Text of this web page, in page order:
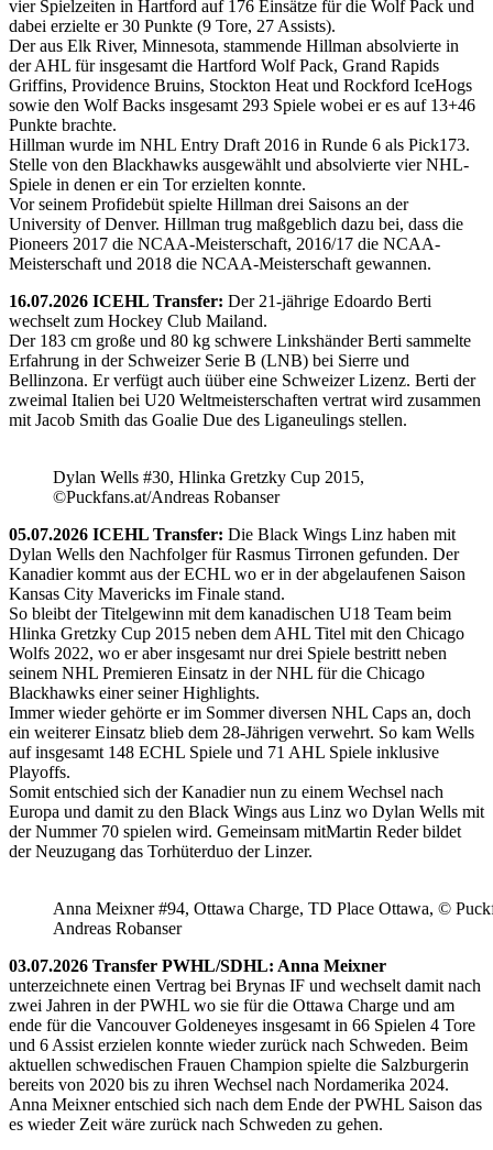
vier Spielzeiten in Hartford auf 176 Einsätze für die Wolf Pack und
dabei erzielte er 30 Punkte (9 Tore, 27 Assists).
Der aus Elk River, Minnesota, stammende Hillman absolvierte in
der AHL für insgesamt die Hartford Wolf Pack, Grand Rapids
Griffins, Providence Bruins, Stockton Heat und Rockford IceHogs
sowie den Wolf Backs insgesamt 293 Spiele wobei er es auf 13+46
Punkte brachte.
Hillman wurde im NHL Entry Draft 2016 in Runde 6 als Pick173.
Stelle von den Blackhawks ausgewählt und absolvierte vier NHL-
Spiele in denen er ein Tor erzielten konnte.
Vor seinem Profidebüt spielte Hillman drei Saisons an der
University of Denver. Hillman trug maßgeblich dazu bei, dass die
Pioneers 2017 die NCAA-Meisterschaft, 2016/17 die NCAA-
Meisterschaft und 2018 die NCAA-Meisterschaft gewannen.
16.07.2026 ICEHL Transfer: Der 21-jährige Edoardo Berti
wechselt zum Hockey Club Mailand.
Der 183 cm große und 80 kg schwere Linkshänder Berti sammelte
Erfahrung in der Schweizer Serie B (LNB) bei Sierre und
Bellinzona. Er verfügt auch üüber eine Schweizer Lizenz. Berti der
zweimal Italien bei U20 Weltmeisterschaften vertrat wird zusammen
mit Jacob Smith das Goalie Due des Liganeulings stellen.
Dylan Wells #30, Hlinka Gretzky Cup 2015,
©Puckfans.at/Andreas Robanser
05.07.2026 ICEHL Transfer: Die Black Wings Linz haben mit
Dylan Wells den Nachfolger für Rasmus Tirronen gefunden. Der
Kanadier kommt aus der ECHL wo er in der abgelaufenen Saison
Kansas City Mavericks im Finale stand.
So bleibt der Titelgewinn mit dem kanadischen U18 Team beim
Hlinka Gretzky Cup 2015 neben dem AHL Titel mit den Chicago
Wolfs 2022, wo er aber insgesamt nur drei Spiele bestritt neben
seinem NHL Premieren Einsatz in der NHL für die Chicago
Blackhawks einer seiner Highlights.
Immer wieder gehörte er im Sommer diversen NHL Caps an, doch
ein weiterer Einsatz blieb dem 28-Jährigen verwehrt. So kam Wells
auf insgesamt 148 ECHL Spiele und 71 AHL Spiele inklusive
Playoffs.
Somit entschied sich der Kanadier nun zu einem Wechsel nach
Europa und damit zu den Black Wings aus Linz wo Dylan Wells mit
der Nummer 70 spielen wird. Gemeinsam mitMartin Reder bildet
der Neuzugang das Torhüterduo der Linzer.
Anna Meixner #94, Ottawa Charge, TD Place Ottawa, ©
Andreas Robanser
03.07.2026 Transfer PWHL/SDHL: Anna Meixner
unterzeichnete einen Vertrag bei Brynas IF und wechselt damit nach
zwei Jahren in der PWHL wo sie für die Ottawa Charge und am
ende für die Vancouver Goldeneyes insgesamt in 66 Spielen 4 Tore
und 6 Assist erzielen konnte wieder zurück nach Schweden. Beim
aktuellen schwedischen Frauen Champion spielte die Salzburgerin
bereits von 2020 bis zu ihren Wechsel nach Nordamerika 2024.
Anna Meixner entschied sich nach dem Ende der PWHL Saison das
es wieder Zeit wäre zurück nach Schweden zu gehen.